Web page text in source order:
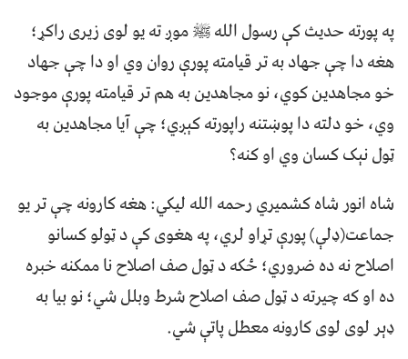
په پورته حديث کې رسول الله ﷺ موږ ته یو لوی زيری راکړ؛
هغه دا چې جهاد به تر قيامته پورې روان وي او دا چې جهاد
خو مجاهدین کوي، نو مجاهدین به هم تر قيامته پورې موجود
وي، خو دلته دا پوښتنه راپورته کېږي؛ چې آیا مجاهدین به
ټول نېک کسان وي او کنه؟
شاه انور شاه کشميري رحمه الله ليکي: هغه کارونه چې تر یو
جماعت(ډلې) پورې تړاو لري، په هغوی کې د ټولو کسانو
اصلاح نه ده ضروري؛ ځکه د ټول صف اصلاح نا ممکنه خبره
ده او که چيرته د ټول صف اصلاح شرط وبلل شي؛ نو بيا به
ډېر لوی لوی کارونه معطل پاتې شي.